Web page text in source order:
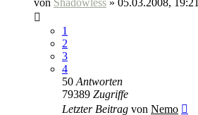
von Shadowless » 05.03.2008, 19:21
1
2
3
4
50 Antworten
79389 Zugriffe
Letzter Beitrag von Nemo